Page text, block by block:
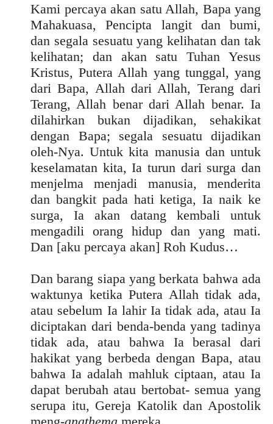
Kami percaya akan satu Allah, Bapa yang
Mahakuasa, Pencipta langit dan bumi,
dan segala sesuatu yang kelihatan dan tak
kelihatan; dan akan satu Tuhan Yesus
Kristus, Putera Allah yang tunggal, yang
dari Bapa, Allah dari Allah, Terang dari
Terang, Allah benar dari Allah benar. Ia
dilahirkan bukan dijadikan, sehakikat
dengan Bapa; segala sesuatu dijadikan
oleh-Nya. Untuk kita manusia dan untuk
keselamatan kita, Ia turun dari surga dan
menjelma menjadi manusia, menderita
dan bangkit pada hati ketiga, Ia naik ke
surga, Ia akan datang kembali untuk
mengadili orang hidup dan yang mati.
Dan [aku percaya akan] Roh Kudus…
Dan barang siapa yang berkata bahwa ada
waktunya ketika Putera Allah tidak ada,
atau sebelum Ia lahir Ia tidak ada, atau Ia
diciptakan dari benda-benda yang tadinya
tidak ada, atau bahwa Ia berasal dari
hakikat yang berbeda dengan Bapa, atau
bahwa Ia adalah mahluk ciptaan, atau Ia
dapat berubah atau bertobat- semua yang
serupa itu, Gereja Katolik dan Apostolik
meng-anathema mereka.